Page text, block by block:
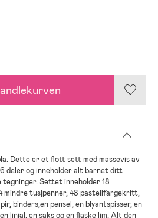
Dette er et flott sett med massevis av
deler og inneholder alt barnet ditt
Settet inneholder 18
mindre tusjpenner, 48 pastellfargekritt,
binders,en pensel, en blyantspisser, en
linjal, en saks og en flaske lim. Alt den